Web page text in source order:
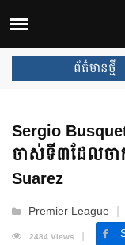
ព័ត៌មានថ្មី
Sergio
ចាស់ទី៣ដែលចា
Suarez
Premier League
2484 Views